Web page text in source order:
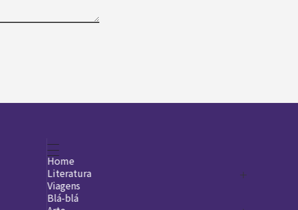
Home
Literatura
Legado
Viagens
Blá-blá